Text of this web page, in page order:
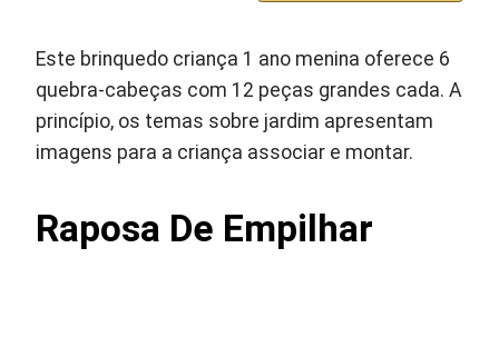
Este brinquedo criança 1 ano menina oferece 6
quebra-cabeças com 12 peças grandes cada. A
princípio, os temas sobre jardim apresentam
imagens para a criança associar e montar.
Raposa De Empilhar